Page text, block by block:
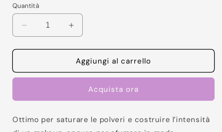
Quantità
Diminuisci
quantità
per
Desire
-
smudge
Aumenta
quantità
per
Your
Desire
-
smudge
Aggiungi al carrello
Acquista ora
Ottimo per saturare le polveri e costruire l’intensità